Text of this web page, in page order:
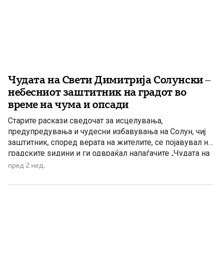
Чудата на Свети Димитрија Солунски –
небесниот заштитник на градот во
време на чума и опсади
Старите раскази сведочат за исцелувања,
предупредувања и чудесни избавувања на Солун, чиј
заштитник, според верата на жителите, се појавувал на
градските ѕидини и ги одвраќал напаѓачите „Чудата на
Свети Димитрија Солунски“, познати под латинскиот
дела на рановизантиската хагиографска книжевност.
пред 2 нед.